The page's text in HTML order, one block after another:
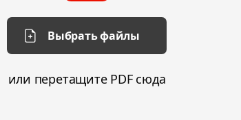
Выбрать файлы
или перетащите PDF сюда